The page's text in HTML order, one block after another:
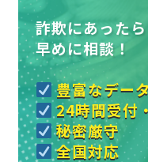
詐欺にあったら
早めに相談！
豊富なデータ
24時間受付
秘密厳守
全国対応